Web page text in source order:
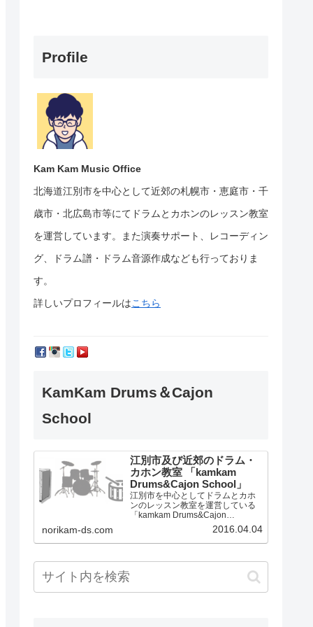
Profile
Kam Kam Music Office
北海道江別市を中心として近郊の札幌市・恵庭市・千
歳市・北広島市等にて ドラムとカホンのレッスン教室
を運営しています。
また演奏サポート、レコーディン
グ、ドラム譜・ドラム音源作成なども行っておりま
す。
詳しいプロフィールはこちら
KamKam Drums＆Cajon
School
江別市及び近郊のドラム・
カホン教室 「kamkam
Drums&Cajon School」
江別市を中心としてドラムとカホ
ンのレッスン教室を運営している
「kamkam Drums&Cajon
norikam-ds.com 2016.04.04